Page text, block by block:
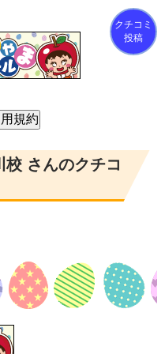
クチコミ
投稿
さんのクチコ